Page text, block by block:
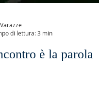
di lettura: 3 min
è la parola